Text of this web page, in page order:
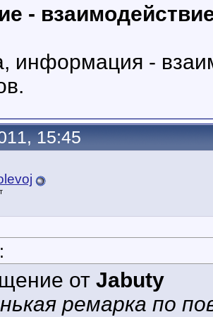
-
информация -
15:45
от Jabuty
ремарка по